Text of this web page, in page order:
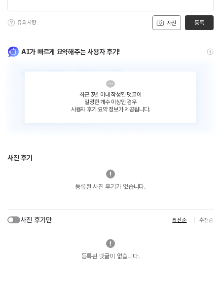
사진
유의사항 등록
AI가 빠르게 요약해주는 사용자 후기!
최근 3년 이내 작성된 댓글이
일정한 개수 이상인 경우
사용자 후기 요약 정보가 제공됩니다.
사진 후기
등록된 사진 후기가 없습니다.
사진 후기만 최신순 추천순
등록된 댓글이 없습니다.